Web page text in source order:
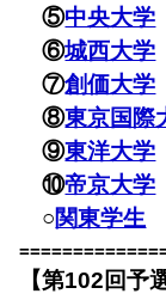
⑤中央大学
⑥城西大学
⑦創価大学
⑧東京国際
⑨東洋大学
⑩帝京大学
○関東学生
【第102回予